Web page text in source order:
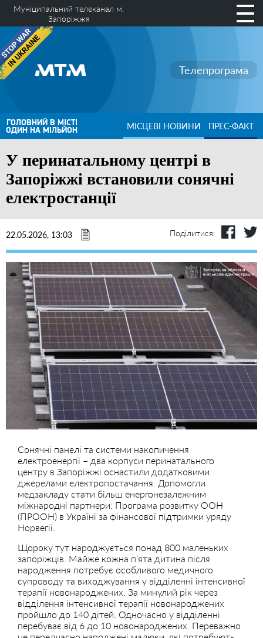
Муніципальний телеканал м.
Запоріжжя
Телепрограма
ГОЛОВНИЙ В МІСТІ
ОДИН НА МІЛЬЙОН МІСЦЕВІ НОВИНИ ПРЕС-ФАКТ
У перинатальному центрі в
Запоріжжі встановили сонячні
електростанції
22.05.2026, 13:03 Поділитися:
Сонячні панелі та системи накопичення
електроенергії – два корпуси перинатального
центру в Запоріжжі оснастили додатковими
джерелами електропостачання. Допомогли
медзакладу стати більш енергонезалежним
міжнародні партнери: Програма розвитку ООН
(ПРООН) в Україні за фінансової підтримки уряду
Норвегії.
Щороку тут народжується понад 800 маленьких
запоріжців. Майже кожна п’ята дитина після
народження потребує особливого медичного
супроводу та виходжування у відділенні інтенсивної
терапії новонароджених. За минулий рік через
відділення інтенсивної терапії новонароджених
пройшло до 140 дітей. Одночасно у відділенні
перебуває від 6 до 10 новонароджених. Переважно